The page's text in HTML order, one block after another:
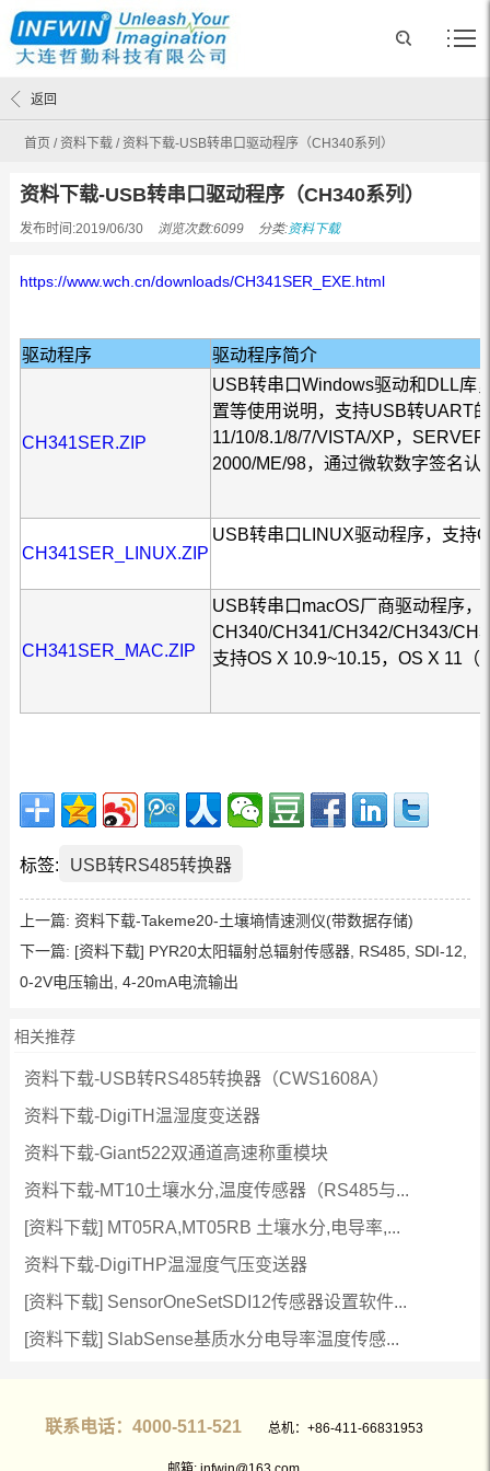
首页 /资料下载 /资料下载-USB转串口驱动程序（CH340系列）
返回
资料下载-USB转串口驱动程序（CH340系列）
发布时间:2019/06/30 浏览次数:6099 分类:资料下载
https://www.wch.cn/downloads/CH341SER_EXE.html
驱动程序 驱动程序简介
CH341SER.ZIP
USB转串口Windows驱动和DLL库
置等使用说明，支持USB转UART
11/10/8.1/8/7/VISTA/XP，
2000/ME/98，通过微软数字签名
CH341SER_LINUX.ZIP
USB转串口LINUX驱动程序，支持
CH341SER_MAC.ZIP
USB转串口macOS厂商驱动程序，
CH340/CH341/CH342/CH343/
支持OS X 10.9~10.15，OS X 11
标签: USB转RS485转换器
上一篇: 资料下载-Takeme20-土壤墒情速测仪(带数据存储)
下一篇: [资料下载] PYR20太阳辐射总辐射传感器, RS485, SDI-12,
0-2V电压输出, 4-20mA电流输出
相关推荐
资料下载-USB转RS485转换器（CWS1608A）
资料下载-DigiTH温湿度变送器
资料下载-Giant522双通道高速称重模块
资料下载-MT10土壤水分,温度传感器（RS485与...
[资料下载] MT05RA,MT05RB 土壤水分,电导率,...
资料下载-DigiTHP温湿度气压变送器
[资料下载] SensorOneSetSDI12传感器设置软件...
[资料下载] SlabSense基质水分电导率温度传感...
联系电话：4000-511-521 总机：+86-411-66831953